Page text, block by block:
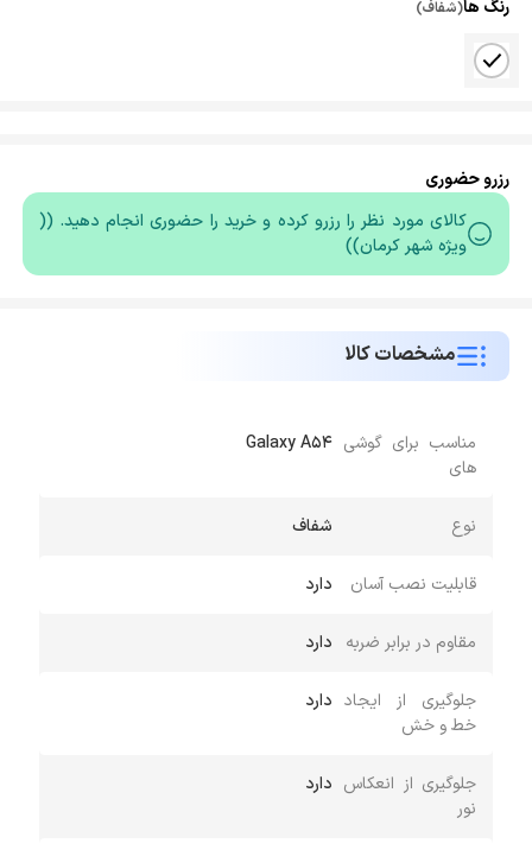
رنگ ها(شفاف)
رزرو حضوری
کالای مورد نظر را رزرو کرده و خرید را حضوری انجام دهید. ((
ویژه شهر کرمان))
مشخصات کالا
مناسب برای گوشی
های
Galaxy A54
نوع شفاف
قابلیت نصب آسان دارد
مقاوم در برابر ضربه دارد
جلوگیری از ایجاد
خط و خش
دارد
جلوگیری از انعکاس
نور
دارد